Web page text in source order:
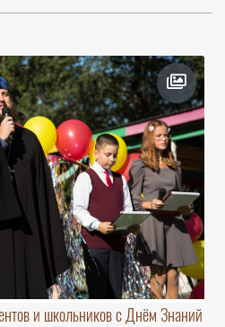
и школьников с Днём Знаний